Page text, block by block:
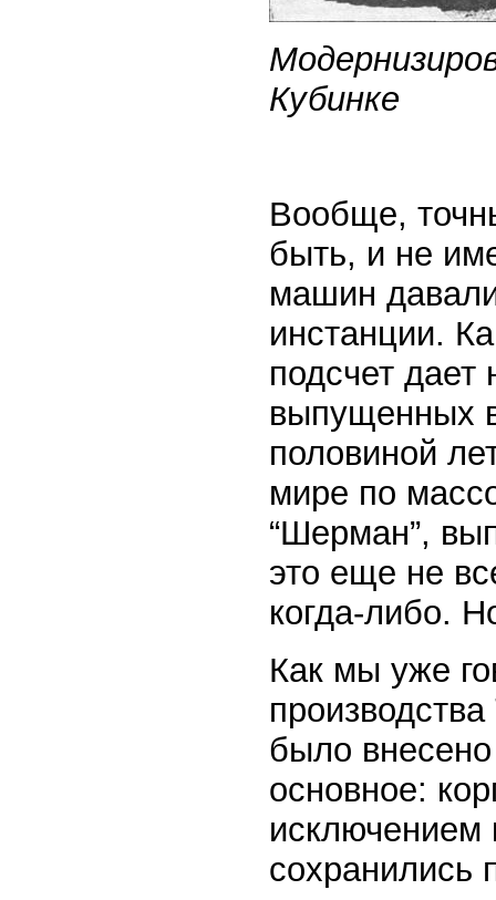
Кубинке
Вообще,
быть, и не
машин
инстанции.
подсчет
выпущенных
половиной
мире по
“Шерман”,
это еще не
когда-либо.
Как мы уже
было
основное:
исключением
сохранились